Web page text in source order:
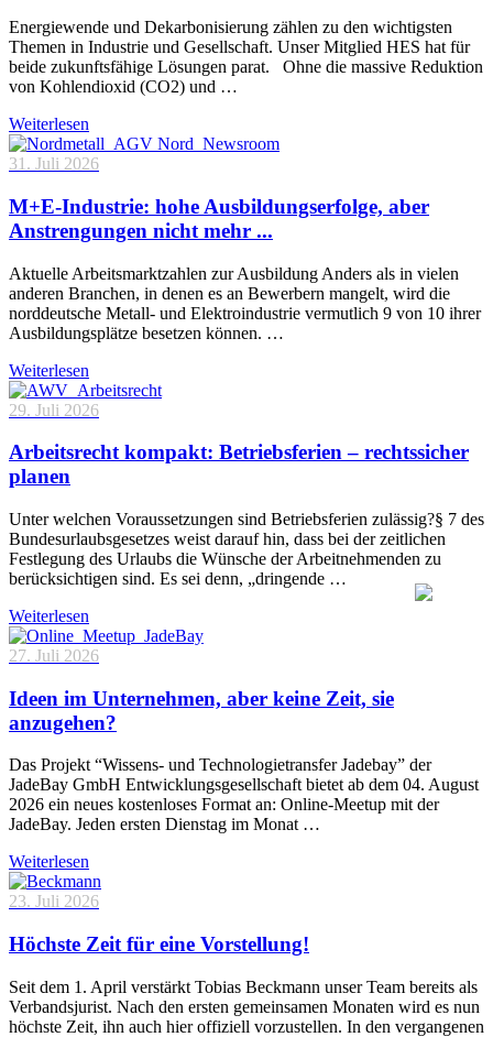
Energiewende und Dekarbonisierung zählen zu den wichtigsten
Themen in Industrie und Gesellschaft. Unser Mitglied HES hat für
beide zukunftsfähige Lösungen parat. Ohne die massive Reduktion
von Kohlendioxid (CO2) und …
Weiterlesen
31. Juli 2026
M+E-Industrie: hohe Ausbildungserfolge, aber
Anstrengungen nicht mehr ...
Aktuelle Arbeitsmarktzahlen zur Ausbildung Anders als in vielen
anderen Branchen, in denen es an Bewerbern mangelt, wird die
norddeutsche Metall- und Elektroindustrie vermutlich 9 von 10 ihrer
Ausbildungsplätze besetzen können. …
Weiterlesen
29. Juli 2026
Arbeitsrecht kompakt: Betriebsferien – rechtssicher
planen
Unter welchen Voraussetzungen sind Betriebsferien zulässig?§ 7 des
Bundesurlaubsgesetzes weist darauf hin, dass bei der zeitlichen
Festlegung des Urlaubs die Wünsche der Arbeitnehmenden zu
berücksichtigen sind. Es sei denn, „dringende …
Weiterlesen
27. Juli 2026
Ideen im Unternehmen, aber keine Zeit, sie
anzugehen?
Das Projekt “Wissens- und Technologietransfer Jadebay” der
JadeBay GmbH Entwicklungsgesellschaft bietet ab dem 04. August
2026 ein neues kostenloses Format an: Online-Meetup mit der
JadeBay. Jeden ersten Dienstag im Monat …
Weiterlesen
23. Juli 2026
Höchste Zeit für eine Vorstellung!
Seit dem 1. April verstärkt Tobias Beckmann unser Team bereits als
Verbandsjurist. Nach den ersten gemeinsamen Monaten wird es nun
höchste Zeit, ihn auch hier offiziell vorzustellen. In den vergangenen